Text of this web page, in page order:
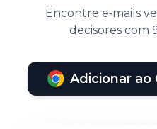
Encontre e‑mails
decisores com
Adicionar ao